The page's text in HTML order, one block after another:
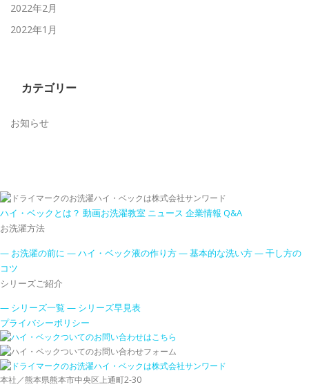
2022年2月
2022年1月
カテゴリー
お知らせ
ハイ・ベックとは？ 動画お洗濯教室 ニュース 企業情報 Q&A
お洗濯方法
— お洗濯の前に — ハイ・ベック液の作り方— 基本的な洗い方— 干し方の
コツ
シリーズご紹介
— シリーズ一覧 — シリーズ早見表
プライバシーポリシー
本社／熊本県熊本市中央区上通町2-30